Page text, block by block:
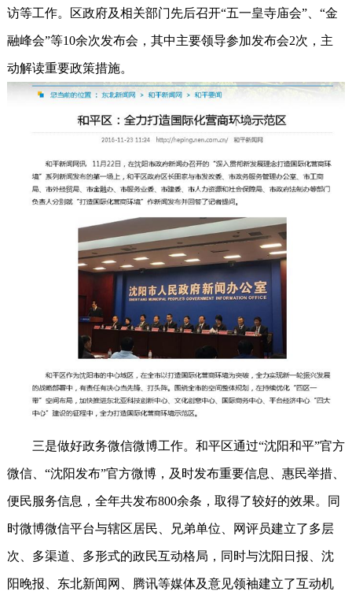
访等工作。区政府及相关部门先后召开“五一皇寺庙会”、“金
融峰会”等10余次发布会，其中主要领导参加发布会2次，主
动解读重要政策措施。
三是做好政务微信微博工作。和平区通过“沈阳和平”官方
微信、“沈阳发布”官方微博，及时发布重要信息、惠民举措、
便民服务信息，全年共发布800余条，取得了较好的效果。同
时微博微信平台与辖区居民、兄弟单位、网评员建立了多层
次、多渠道、多形式的政民互动格局，同时与沈阳日报、沈
阳晚报、东北新闻网、腾讯等媒体及意见领袖建立了互动机